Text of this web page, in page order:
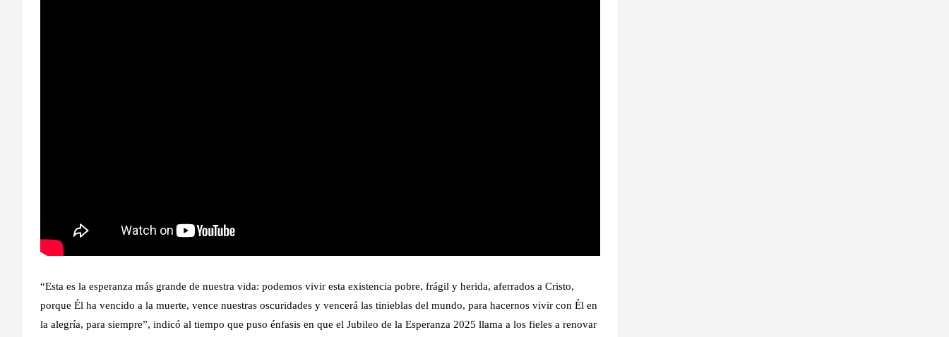
“Esta es la esperanza más grande de nuestra vida: podemos vivir esta existencia pobre, frágil y herida, aferrados a Cristo,
porque Él ha vencido a la muerte, vence nuestras oscuridades y vencerá las tinieblas del mundo, para hacernos vivir con Él en
la alegría, para siempre”, indicó al tiempo que puso énfasis en que el Jubileo de la Esperanza 2025 llama a los fieles a renovar